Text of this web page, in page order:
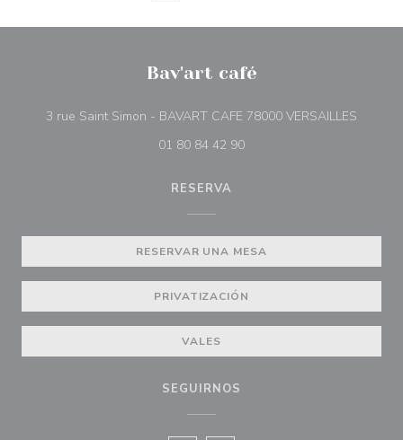
Bav'art café
3 rue Saint Simon - BAVART CAFE 78000 VERSAILLES
01 80 84 42 90
RESERVA
RESERVAR UNA MESA
PRIVATIZACIÓN
VALES
SEGUIRNOS